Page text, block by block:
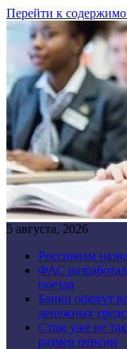
Перейти к
5 августа, 2026
Россиянам
ФАС
поезда
Банки обяжут
денежных
Стаж уже не
размер пенсии